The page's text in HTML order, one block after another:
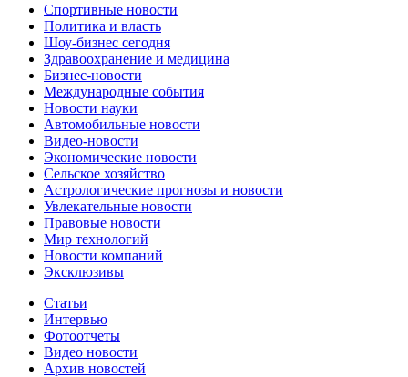
Спортивные новости
Политика и власть
Шоу-бизнес сегодня
Здравоохранение и медицина
Бизнес-новости
Международные события
Новости науки
Автомобильные новости
Видео-новости
Экономические новости
Сельское хозяйство
Астрологические прогнозы и новости
Увлекательные новости
Правовые новости
Мир технологий
Новости компаний
Эксклюзивы
Статьи
Интервью
Фотоотчеты
Видео новости
Архив новостей